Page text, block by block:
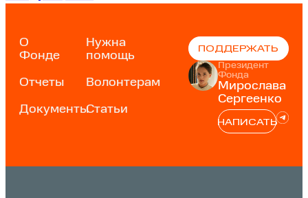
О
Фонде
Отчеты
Документы
Нужна
помощь
Волонтерам
Статьи
ПОДДЕРЖАТЬ
Президент
Фонда
Мирослава
Сергеенко
НАПИСАТЬ